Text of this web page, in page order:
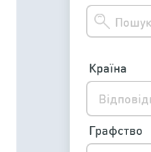
Країна
Графство